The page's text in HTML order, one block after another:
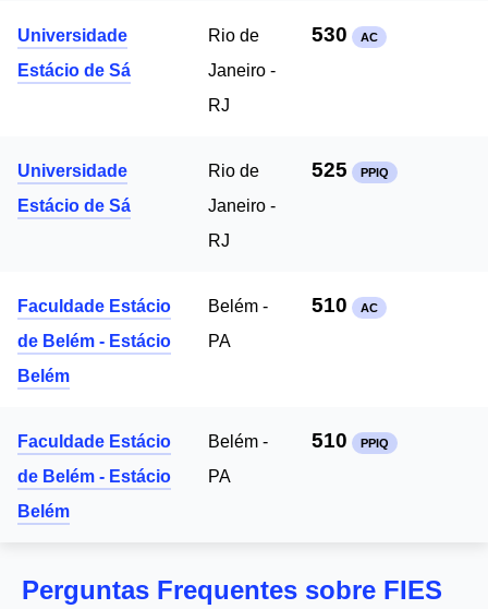
Universidade
Estácio de Sá
Rio de
Janeiro -
RJ
530 AC
Universidade
Estácio de Sá
Rio de
Janeiro -
RJ
525 PPIQ
Faculdade Estácio
de Belém - Estácio
Belém
Belém -
PA
510 AC
Faculdade Estácio
de Belém - Estácio
Belém
Belém -
PA
510 PPIQ
Perguntas Frequentes sobre FIES